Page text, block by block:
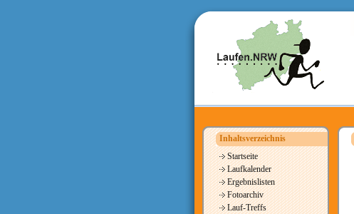
Inhaltsverzeichnis
Startseite
Laufkalender
Ergebnislisten
Fotoarchiv
Lauf-Treffs